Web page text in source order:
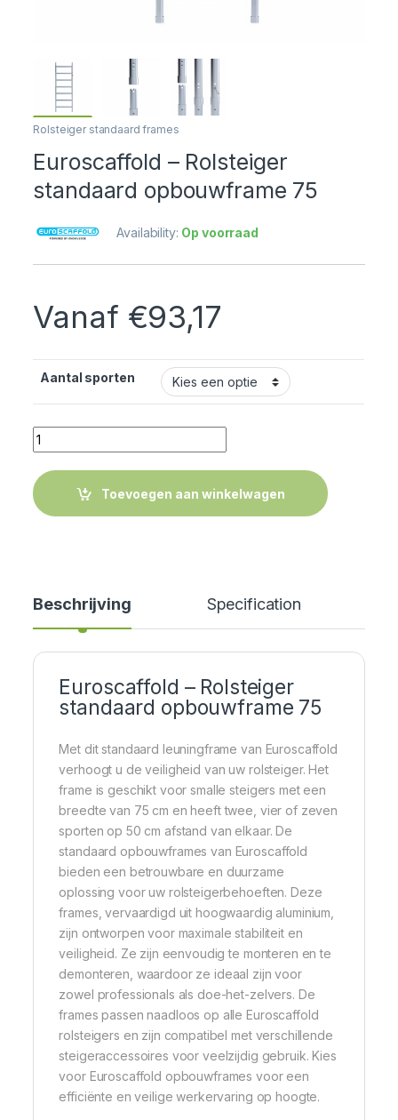
Rolsteiger standaard frames
Euroscaffold – Rolsteiger
standaard opbouwframe 75
Availability: Op voorraad
Vanaf €93,17
Aantal sporten
Quantity
Toevoegen aan winkelwagen
Beschrijving Specification
Euroscaffold – Rolsteiger
standaard opbouwframe 75
Met dit standaard leuningframe van Euroscaffold
verhoogt u de veiligheid van uw rolsteiger. Het
frame is geschikt voor smalle steigers met een
breedte van 75 cm en heeft twee, vier of zeven
sporten op 50 cm afstand van elkaar. De
standaard opbouwframes van Euroscaffold
bieden een betrouwbare en duurzame
oplossing voor uw rolsteigerbehoeften. Deze
frames, vervaardigd uit hoogwaardig aluminium,
zijn ontworpen voor maximale stabiliteit en
veiligheid. Ze zijn eenvoudig te monteren en te
demonteren, waardoor ze ideaal zijn voor
zowel professionals als doe-het-zelvers. De
frames passen naadloos op alle Euroscaffold
rolsteigers en zijn compatibel met verschillende
steigeraccessoires voor veelzijdig gebruik. Kies
voor Euroscaffold opbouwframes voor een
efficiënte en veilige werkervaring op hoogte.